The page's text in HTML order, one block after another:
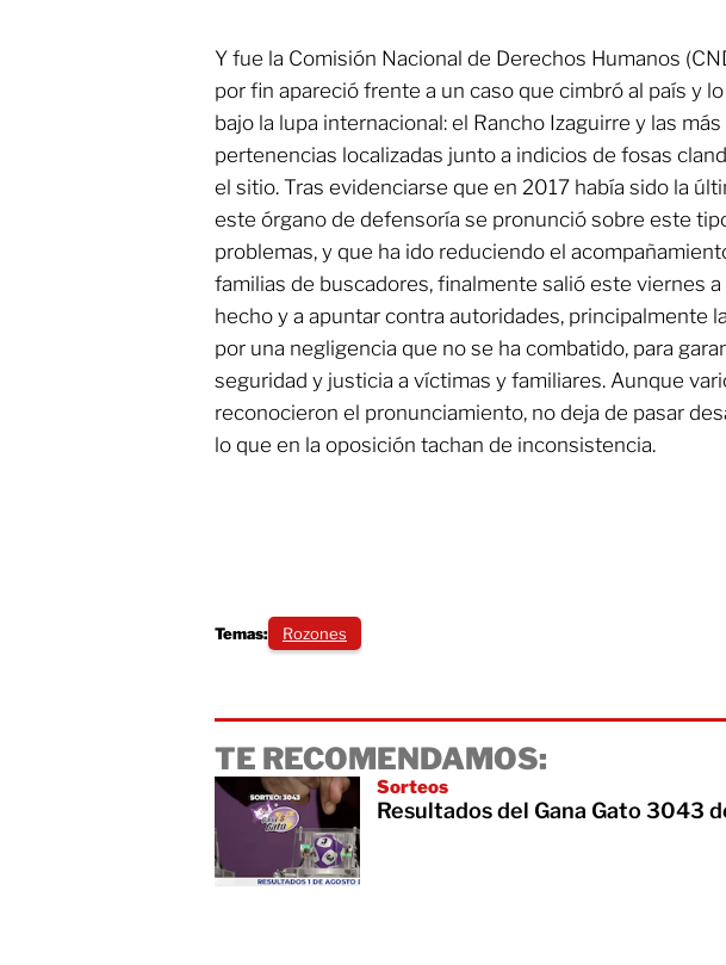
Y fue la Comisión Nacional de Derechos Humanos
por fin apareció frente a un caso que cimbró al país y
bajo la lupa internacional: el Rancho Izaguirre y las
pertenencias localizadas junto a indicios de fosas
el sitio. Tras evidenciarse que en 2017 había sido la
este órgano de defensoría se pronunció sobre este
problemas, y que ha ido reduciendo el
familias de buscadores, finalmente salió este viernes
hecho y a apuntar contra autoridades, principalmente
por una negligencia que no se ha combatido, para
seguridad y justicia a víctimas y familiares. Aunque
reconocieron el pronunciamiento, no deja de pasar
lo que en la oposición tachan de inconsistencia.
Temas: Rozones
TE RECOMENDAMOS:
Sorteos
Resultados del Gana Gato 3043